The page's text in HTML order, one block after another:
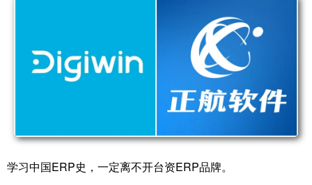
学习中国ERP史，一定离不开台资ERP品牌。